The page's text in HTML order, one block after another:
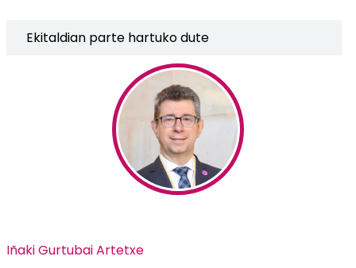
Ekitaldian parte hartuko dute
Iñaki Gurtubai Artetxe